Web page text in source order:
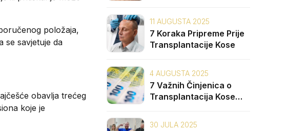
položaja,
se savjetuje da
obavlja trećeg
koje je
11 AUGUSTA 2025
7 Koraka Pripreme Prije
Transplantacije Kose
4 AUGUSTA 2025
7 Važnih Činjenica o
Transplantacija Kose
30 JULA 2025